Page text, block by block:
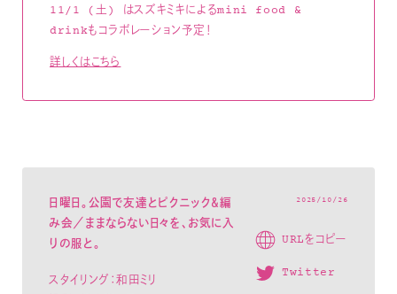
11/1 (土) はスズキミキによるmini food &
drinkもコラボレーション予定！
詳しくはこちら
日曜日。公園で友達とピクニック＆編
み会／ままならない日々を、お気に入
りの服と。
スタイリング：和田ミリ
2025/10/26
URLをコピー
Twitter